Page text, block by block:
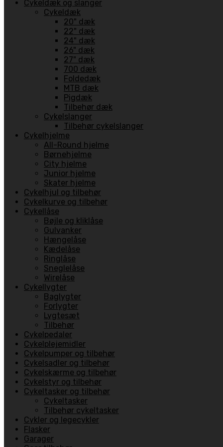
Cykeldæk og slanger
Cykeldæk
20" dæk
22" dæk
24" dæk
26" dæk
27" dæk
700 dæk
Foldedæk
MTB dæk
Pigdæk
Tilbehør dæk
Cykelslanger
Tilbehør cykelslanger
Cykelhjelme
All-Round hjelme
Børnehjelme
City hjelme
Junior hjelme
Skater hjelme
Cykelhjul og tilbehør
Cykelkurve og tilbehør
Cykellåse
Bøjle og kliklåse
Gulvanker
Hængelåse
Kædelåse
Ringlåse
Sneglelåse
Wirelåse
Cykellygter
Baglygter
Forlygter
Lygtesæt
Tilbehør
Cykelpedaler
Cykelplejemidler
Cykelpumper og tilbehør
Cykelsadler og tilbehør
Cykelskærme og tilbehør
Cykelstyr og tilbehør
Cykeltasker og tilbehør
Cykeltasker
Tilbehør cykeltasker
Cykler og legecykler
Flasker
Garager